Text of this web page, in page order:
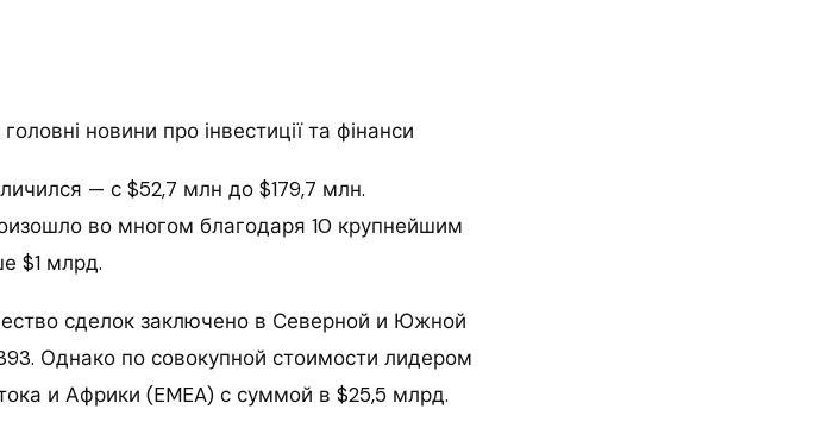
новини про інвестиції та фінанси
— с $52,7 млн до $179,7 млн.
во многом благодаря 10 крупнейшим
$1 млрд.
сделок заключено в Северной и Южной
Однако по совокупной стоимости лидером
и Африки (EMEA) с суммой в $25,5 млрд.